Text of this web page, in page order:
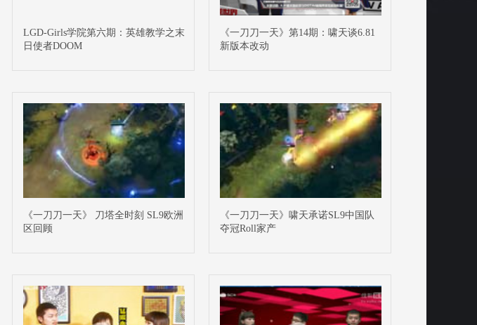
LGD-Girls学院第六期：英雄教学之末
日使者DOOM
《一刀刀一天》第14期：啸天谈6.81
新版本改动
《一刀刀一天》 刀塔全时刻 SL9欧洲
区回顾
《一刀刀一天》啸天承诺SL9中国队
夺冠Roll家产